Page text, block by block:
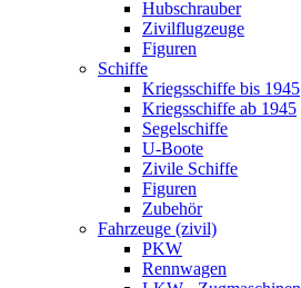
Hubschrauber
Zivilflugzeuge
Figuren
Schiffe
Kriegsschiffe bis 1945
Kriegsschiffe ab 1945
Segelschiffe
U-Boote
Zivile Schiffe
Figuren
Zubehör
Fahrzeuge (zivil)
PKW
Rennwagen